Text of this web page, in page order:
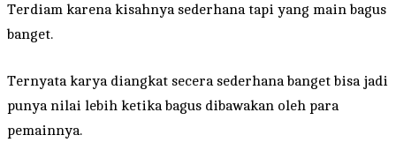
Terdiam karena kisahnya sederhana tapi yang main bagus
banget.
Ternyata karya diangkat secera sederhana banget bisa jadi
punya nilai lebih ketika bagus dibawakan oleh para
pemainnya.